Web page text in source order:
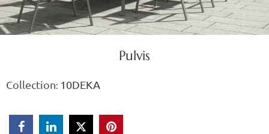
Pulvis
Collection: 10DEKA
  